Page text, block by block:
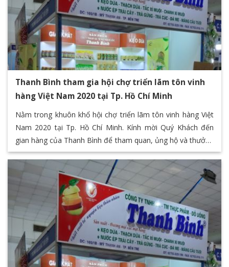
Thanh Bình tham gia hội chợ triển lãm tôn vinh
hàng Việt Nam 2020 tại Tp. Hồ Chí Minh
Nằm trong khuôn khổ hội chợ triển lãm tôn vinh hàng Việt
Nam 2020 tại Tp. Hồ Chí Minh. Kính mời Quý Khách đến
gian hàng của Thanh Bình để tham quan, ủng hộ và thưởng
thức các sản phẩm đặc sản của Bến Tre thông qua chuỗi
các sản phẩm giá trị của Thanh Bình F&B